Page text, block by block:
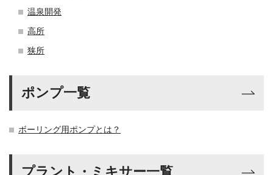
温泉開発
高所
狭所
ポンプ一覧
ボーリング用ポンプとは？
プラント・ミキサー一覧